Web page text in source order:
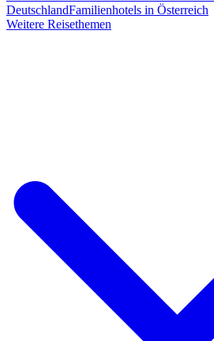
DeutschlandFamilienhotels in Österreich
Weitere Reisethemen